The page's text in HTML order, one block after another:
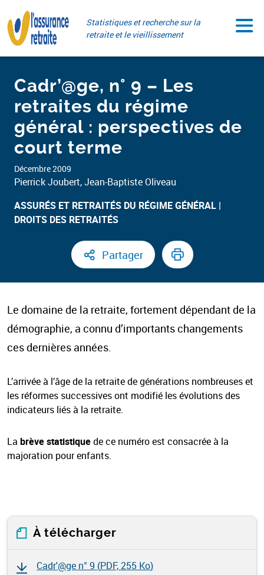
au
contenu
Statistiques et recherche sur la
retraite et le vieillissement
Décembre 2009
Cadr’@ge, n° 9 – Les
retraites du régime
général : perspectives de
court terme
Pierrick Joubert, Jean-Baptiste Oliveau
ASSURÉS ET RETRAITÉS DU RÉGIME GÉNÉRAL​
DROITS DES RETRAITÉS ​
Partager
Le domaine de la retraite, fortement dépendant de la
démographie, a connu d’importants changements
ces dernières années.
L’arrivée à l’âge de la retraite de générations nombreuses et
les réformes successives ont modifié les évolutions des
indicateurs liés à la retraite.
La brève statistiquede ce numéro est consacrée à la
majoration pour enfants.
À télécharger
Cadr'@ge n° 9 (PDF, 255 Ko)